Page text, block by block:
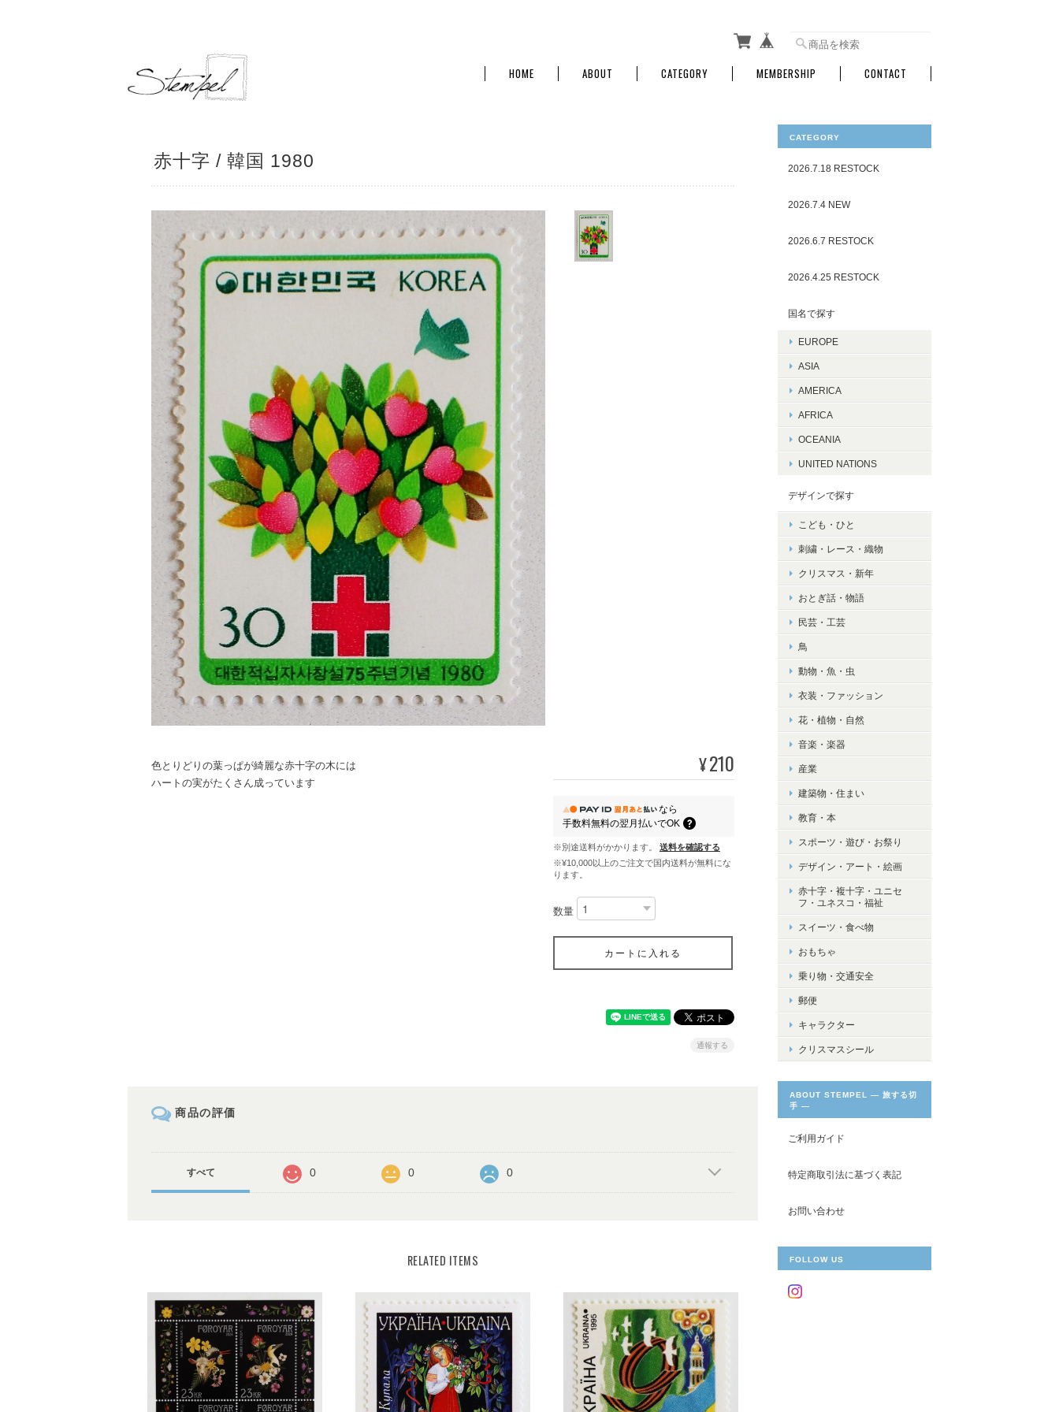
HOME ABOUT CATEGORY MEMBERSHIP CONTACT
赤十字 / 韓国 1980
色とりどりの葉っぱが綺麗な赤十字の木には
ハートの実がたくさん成っています
¥210
なら
手数料無料の翌月払いでOK
※別途送料がかかります。
送料を確認する
※¥10,000以上のご注文で国内送料が無料にな
ります。
数量
カートに入れる
通報する
商品の評価
すべて 0 0 0
RELATED ITEMS
CATEGORY
2026.7.18 RESTOCK
2026.7.4 NEW
2026.6.7 RESTOCK
2026.4.25 RESTOCK
国名で探す
EUROPE
ASIA
AMERICA
AFRICA
OCEANIA
UNITED NATIONS
デザインで探す
こども・ひと
刺繍・レース・織物
クリスマス・新年
おとぎ話・物語
民芸・工芸
鳥
動物・魚・虫
衣装・ファッション
花・植物・自然
音楽・楽器
産業
建築物・住まい
教育・本
スポーツ・遊び・お祭り
デザイン・アート・絵画
赤十字・複十字・ユニセ
フ・ユネスコ・福祉
スイーツ・食べ物
おもちゃ
乗り物・交通安全
郵便
キャラクター
クリスマスシール
ABOUT STEMPEL ― 旅する切
手 ―
ご利用ガイド
特定商取引法に基づく表記
お問い合わせ
FOLLOW US